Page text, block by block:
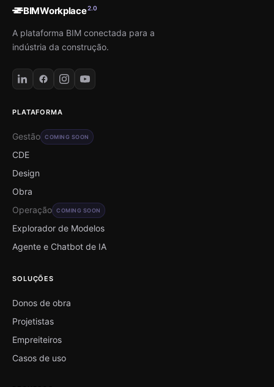
BIMWorkplace2.0
A plataforma BIM conectada para a
indústria da construção.
PLATAFORMA
Gestão COMING SOON
CDE
Design
Obra
Operação
COMING SOON
Explorador de Modelos
Agente e Chatbot de IA
SOLUÇÕES
Donos de obra
Projetistas
Empreiteiros
Casos de uso